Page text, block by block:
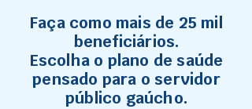
Faça como mais de 25 mil
beneficiários.
Escolha o plano de saúde
pensado para o servidor
público gaúcho.